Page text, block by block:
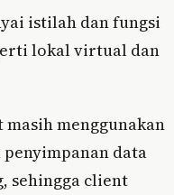
istilah dan fungsi
lokal virtual dan
menggunakan
data
sehingga client